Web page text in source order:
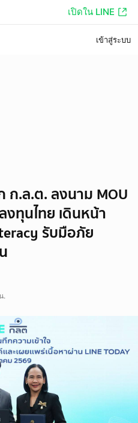
เปิดใน LINE
เข้าสู่ระบบ
ก.ล.ต. ลงนาม MOU
ทุนไทย เดินหน้า
รับมือภัย
.